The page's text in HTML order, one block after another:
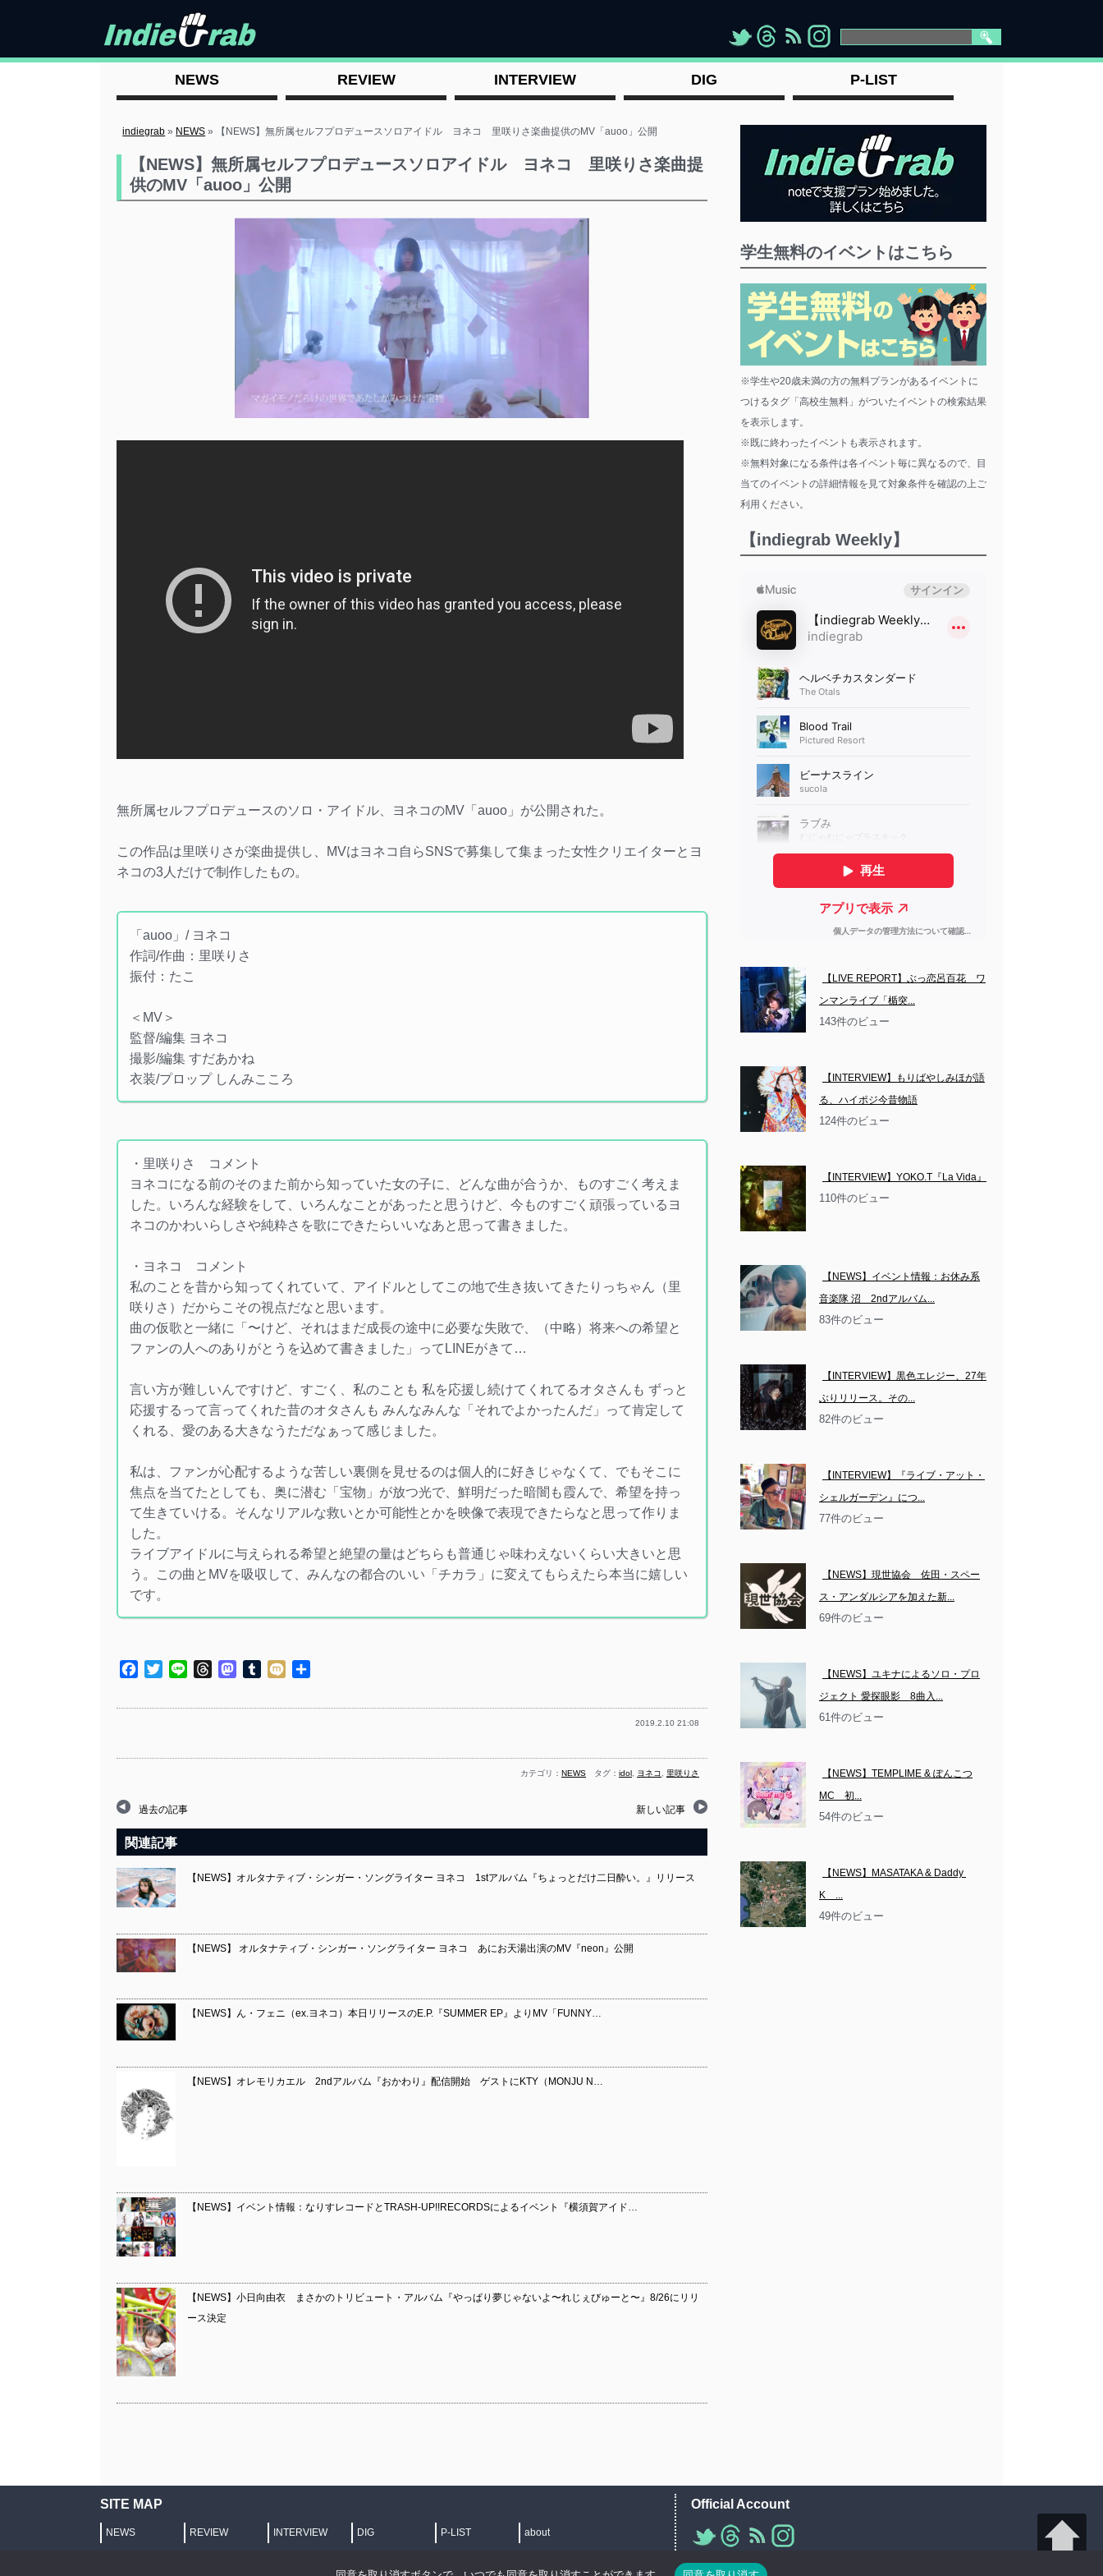
"> "> "> " >
NEWS REVIEW INTERVIEW DIG P-LIST
indiegrab » NEWS » 【NEWS】無所属セルフプロデュースソロアイドル ヨネコ 里咲りさ楽曲提供のMV「auoo」公開
【NEWS】無所属セルフプロデュースソロアイドル ヨネコ 里咲りさ楽曲提
供のMV「auoo」公開
無所属セルフプロデュースのソロ・アイドル、ヨネコのMV「auoo」が公開された。
この作品は里咲りさが楽曲提供し、MVはヨネコ自らSNSで募集して集まった女性クリエイターとヨ
ネコの3人だけで制作したもの。
「auoo」/ ヨネコ
作詞/作曲：里咲りさ
振付：たこ
＜MV＞
監督/編集 ヨネコ
撮影/編集 すだあかね
衣装/プロップ しんみこころ
・里咲りさ コメント
ヨネコになる前のそのまた前から知っていた女の子に、どんな曲が合うか、ものすごく考えま
した。いろんな経験をして、いろんなことがあったと思うけど、今ものすごく頑張っているヨ
ネコのかわいらしさや純粋さを歌にできたらいいなあと思って書きました。
・ヨネコ コメント
私のことを昔から知ってくれていて、アイドルとしてこの地で生き抜いてきたりっちゃん（里
咲りさ）だからこその視点だなと思います。
曲の仮歌と一緒に「〜けど、それはまだ成長の途中に必要な失敗で、（中略）将来への希望と
ファンの人へのありがとうを込めて書きました」ってLINEがきて…
言い方が難しいんですけど、すごく、私のことも 私を応援し続けてくれてるオタさんも ずっと
応援するって言ってくれた昔のオタさんも みんなみんな「それでよかったんだ」って肯定して
くれる、愛のある大きなうただなぁって感じました。
私は、ファンが心配するような苦しい裏側を見せるのは個人的に好きじゃなくて、でもそこに
焦点を当てたとしても、奥に潜む「宝物」が放つ光で、鮮明だった暗闇も霞んで、希望を持っ
て生きていける。そんなリアルな救いとか可能性とかを映像で表現できたらなと思って作りま
した。
ライブアイドルに与えられる希望と絶望の量はどちらも普通じゃ味わえないくらい大きいと思
う。この曲とMVを吸収して、みんなの都合のいい「チカラ」に変えてもらえたら本当に嬉しい
です。
Facebook
TwitterLine ThreadsMastodon
TumblrMixi
2019.2.10 21:08
カテゴリ： NEWS タグ： idol ヨネコ 里咲りさ
過去の記事 新しい記事
関連記事
【NEWS】オルタナティブ・シンガー・ソングライター ヨネコ 1stアルバム『ちょっとだけ二日酔い。』リリース
【NEWS】 オルタナティブ・シンガー・ソングライター ヨネコ あにお天湯出演のMV『neon』公開
【NEWS】ん・フェニ（ex.ヨネコ）本日リリースのE.P.『SUMMER EP』よりMV「FUNNY…
【NEWS】オレモリカエル 2ndアルバム『おかわり』配信開始 ゲストにKTY（MONJU N…
【NEWS】イベント情報：なりすレコードとTRASH-UP!!RECORDSによるイベント『横須賀アイド…
【NEWS】小日向由衣 まさかのトリビュート・アルバム『やっぱり夢じゃないよ〜れじぇびゅーと〜』8/26にリリ
ース決定
学生無料のイベントはこちら
※学生や20歳未満の方の無料プランがあるイベントに
つけるタグ「高校生無料」がついたイベントの検索結果
を表示します。
※既に終わったイベントも表示されます。
※無料対象になる条件は各イベント毎に異なるので、目
当てのイベントの詳細情報を見て対象条件を確認の上ご
利用ください。
【indiegrab Weekly】
【LIVE REPORT】ぶっ恋呂百花　ワ
ンマンライブ「楯突...
143件のビュー
【INTERVIEW】もりばやしみほが語
る、ハイポジ今昔物語
124件のビュー
【INTERVIEW】YOKO.T『La Vida』
110件のビュー
【NEWS】イベント情報：お休み系
音楽隊 沼　2ndアルバム...
83件のビュー
【INTERVIEW】黒色エレジー、27年
ぶりリリース。その...
82件のビュー
【INTERVIEW】『ライブ・アット・
シェルガーデン』につ...
77件のビュー
【NEWS】現世協会　佐田・スペー
ス・アンダルシアを加えた新...
69件のビュー
【NEWS】ユキナによるソロ・プロ
ジェクト 愛探眼影　8曲入...
61件のビュー
【NEWS】TEMPLIME & ぽんこつ
MC　初...
54件のビュー
【NEWS】MASATAKA & Daddy
K　...
49件のビュー
SITE MAP
NEWS REVIEW INTERVIEW DIG P-LIST about
Official Account
">